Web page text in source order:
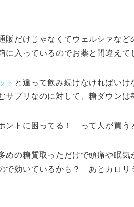
販だけじゃなくてウェルシァなど
に入っているのでお薬と間違えて
ト と違って飲み続けなければい
サプリなのに対して、糖ダウンは
ントに困ってる！ って人が買う
めの糖質取っただけで頭痛や眠
で効いているかも？ あとカロリ